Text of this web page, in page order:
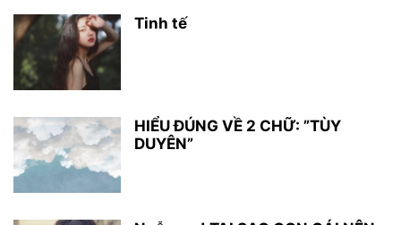
Tinh tế
HIỂU ĐÚNG VỀ 2 CHỮ: ”TÙY
DUYÊN”